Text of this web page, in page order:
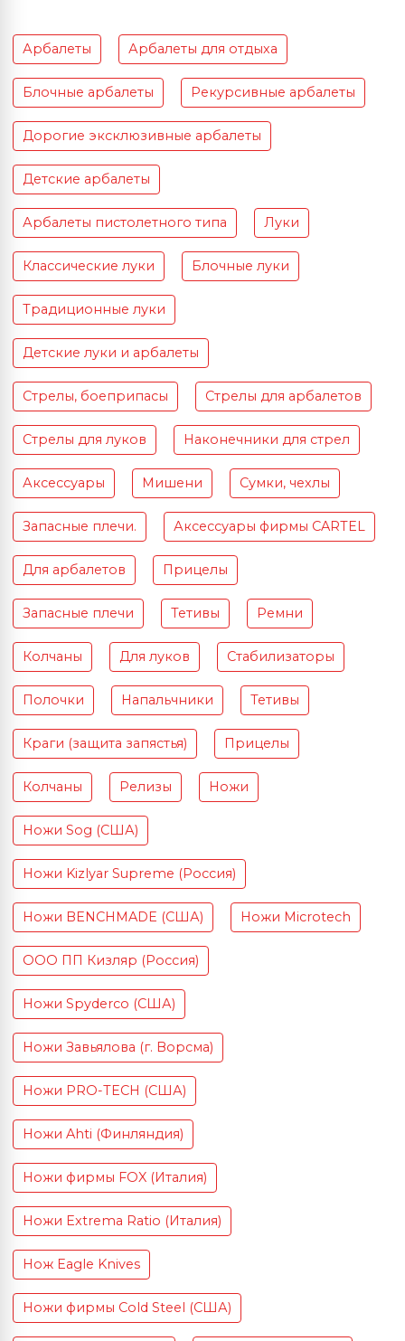
Арбалеты Арбалеты для отдыха
Блочные арбалеты Рекурсивные арбалеты
Дорогие эксклюзивные арбалеты
Детские арбалеты
Арбалеты пистолетного типа Луки
Классические луки Блочные луки
Традиционные луки
Детские луки и арбалеты
Стрелы, боеприпасы Стрелы для арбалетов
Стрелы для луков Наконечники для стрел
Аксессуары Мишени Сумки, чехлы
Запасные плечи. Аксессуары фирмы CARTEL
Для арбалетов Прицелы
Запасные плечи Тетивы Ремни
Колчаны Для луков Стабилизаторы
Полочки Напальчники Тетивы
Краги (защита запястья) Прицелы
Колчаны Релизы Ножи
Ножи Sog (США)
Ножи Kizlyar Supreme (Россия)
Ножи BENCHMADE (США) Ножи Microtech
ООО ПП Кизляр (Россия)
Ножи Spyderco (США)
Ножи Завьялова (г. Ворсма)
Ножи PRO-TECH (США)
Ножи Ahti (Финляндия)
Ножи фирмы FOX (Италия)
Ножи Extrema Ratio (Италия)
Нож Eagle Knives
Ножи фирмы Cold Steel (США)